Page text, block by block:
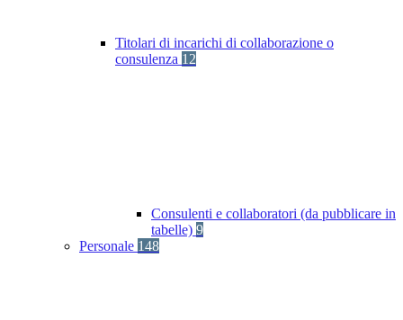
Titolari di incarichi di collaborazione o
consulenza 12
Consulenti e collaboratori (da pubblicare in
tabelle) 9
Personale 148